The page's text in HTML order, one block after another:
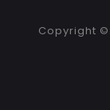
Copyright